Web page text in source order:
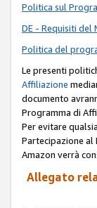
Politica sul
DE - Requisiti
Politica del
Le presenti
Affiliazione
documento
Programma di
Per evitare
Partecipazione al
Amazon verrà
Allegato